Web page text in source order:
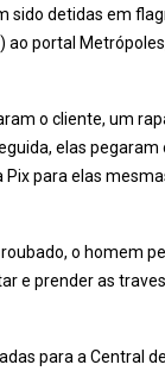
sido detidas em
ao portal
o cliente, um
elas
para elas
o homem
e prender as
para a Central